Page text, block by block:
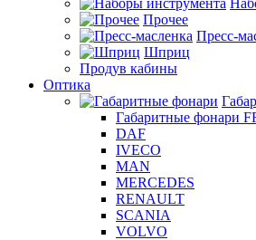
Прочее
Пресс-
Шприц
Продув кабины
Оптика
Габаритные фонари
DAF
IVECO
MAN
MERCEDES
RENAULT
SCANIA
VOLVO